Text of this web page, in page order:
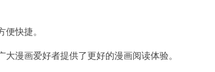
快捷。
漫画爱好者提供了更好的漫画阅读体验。